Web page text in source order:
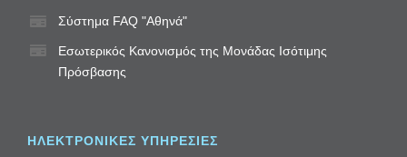
Σύστημα FAQ "Αθηνά"
Εσωτερικός Κανονισμός της Μονάδας Ισότιμης
Πρόσβασης
ΗΛΕΚΤΡΟΝΙΚΈΣ ΥΠΗΡΕΣΊΕΣ